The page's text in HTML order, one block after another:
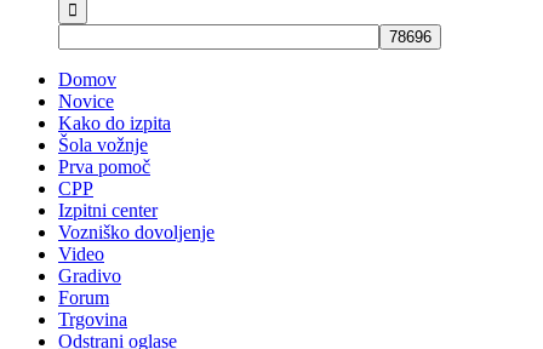
Domov
Novice
Kako do izpita
Šola vožnje
Prva pomoč
CPP
Izpitni center
Vozniško dovoljenje
Video
Gradivo
Forum
Trgovina
Odstrani oglase